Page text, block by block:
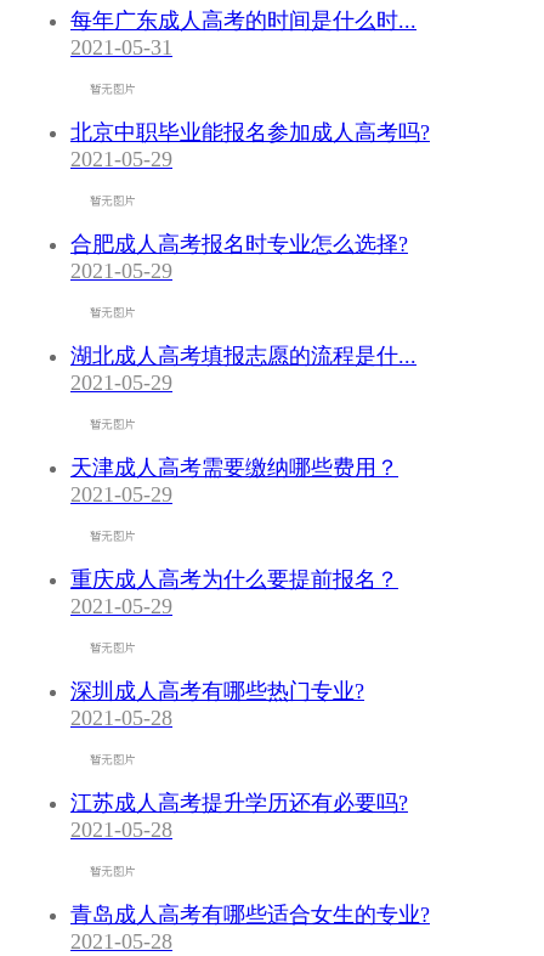
每年广东成人高考的时间是什么时...
2021-05-31
北京中职毕业能报名参加成人高考吗?
2021-05-29
合肥成人高考报名时专业怎么选择?
2021-05-29
湖北成人高考填报志愿的流程是什...
2021-05-29
天津成人高考需要缴纳哪些费用？
2021-05-29
重庆成人高考为什么要提前报名？
2021-05-29
深圳成人高考有哪些热门专业?
2021-05-28
江苏成人高考提升学历还有必要吗?
2021-05-28
青岛成人高考有哪些适合女生的专业?
2021-05-28